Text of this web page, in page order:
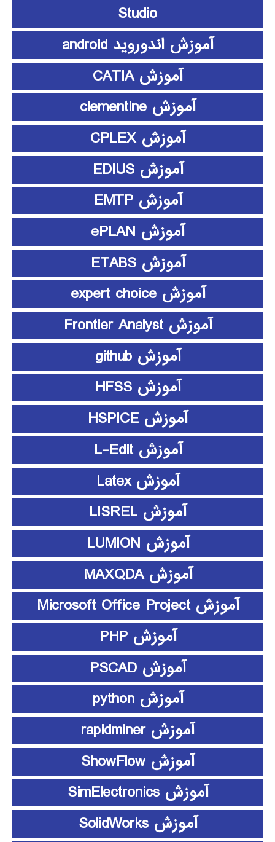
Studio
آموزش اندوروید android
آموزش CATIA
آموزش clementine
آموزش CPLEX
آموزش EDIUS
آموزش EMTP
آموزش ePLAN
آموزش ETABS
آموزش expert choice
آموزش Frontier Analyst
آموزش github
آموزش HFSS
آموزش HSPICE
آموزش L-Edit
آموزش Latex
آموزش LISREL
آموزش LUMION
آموزش MAXQDA
آموزش Microsoft Office Project
آموزش PHP
آموزش PSCAD
آموزش python
آموزش rapidminer
آموزش ShowFlow
آموزش SimElectronics
آموزش SolidWorks